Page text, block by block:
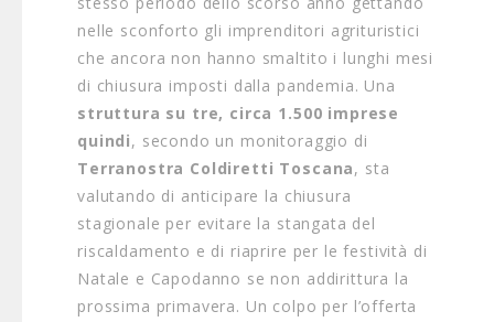
nelle sconforto gli imprenditori agrituristici
che ancora non hanno smaltito i lunghi mesi
di chiusura imposti dalla pandemia. Una
struttura su tre, circa 1.500 imprese
quindi, secondo un monitoraggio di
Terranostra Coldiretti Toscana, sta
valutando di anticipare la chiusura
stagionale per evitare la stangata del
riscaldamento e di riaprire per le festività di
Natale e Capodanno se non addirittura la
prossima primavera. Un colpo per l’offerta